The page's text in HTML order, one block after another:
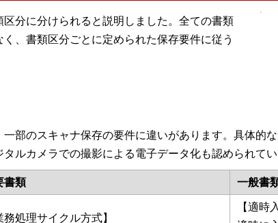
分に分けられると説明しました。全ての書類
、書類区分ごとに定められた保存要件に従う
部のスキャナ保存の要件に違いがあります。具体的
ルカメラでの撮影による電子データ化も認められてい
書類 一般書
務処理サイクル方式】
【適時